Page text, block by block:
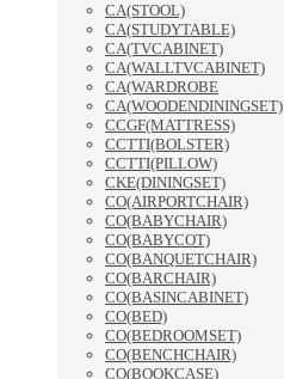
CA(STOOL)
CA(STUDYTABLE)
CA(TVCABINET)
CA(WALLTVCABINET)
CA(WARDROBE
CA(WOODENDININGSET)
CCGF(MATTRESS)
CCTTI(BOLSTER)
CCTTI(PILLOW)
CKE(DININGSET)
CO(AIRPORTCHAIR)
CO(BABYCHAIR)
CO(BABYCOT)
CO(BANQUETCHAIR)
CO(BARCHAIR)
CO(BASINCABINET)
CO(BED)
CO(BEDROOMSET)
CO(BENCHCHAIR)
CO(BOOKCASE)